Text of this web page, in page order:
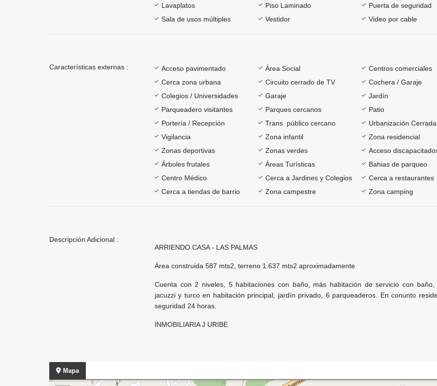
Lavaplatos
Piso Laminado
Puerta de seguridad
Sala de usos múltiples
Vestidor Video por cable
Características externas : Acceso pavimentado Área Social
Centros comerciales
Cerca zona urbana
Circuito cerrado de TV
Cochera / Garaje
Colegios / Universidades
Garaje
Jardín
Parqueadero visitantes
Parques cercanos
Patio
Portería / Recepción
Trans. público cercano
Urbanización Cerrada
Vigilancia
Zona infantil
Zona residencial
Zonas deportivas
Zonas verdes
Acceso
Árboles frutales
Áreas Turísticas
Bahias de parqueo
Centro Médico
Cerca a Jardines y Colegios
Cerca a restaurantes
Cerca a tiendas de barrio
Zona campestre Zona camping
Descripción Adicional :
ARRIENDO CASA - LAS PALMAS
Área construida 587 mts2, terreno 1.637 mts2 aproximadamente
Cuenta con 2 niveles, 5 habitaciones con baño, más habitación de servicio con
jacuzzi y turco en habitación principal, jardín privado, 6 parqueaderos. En conunto
seguridad 24 horas.
INMOBILIARIA J URIBE
Mapa